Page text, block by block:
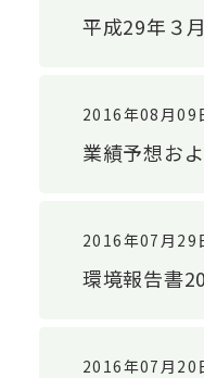
平成29年３
2016年08月09
業績予想お
2016年07月29
環境報告書
2016年07月20